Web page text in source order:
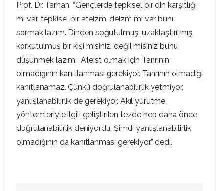
Prof. Dr. Tarhan, “Gençlerde tepkisel bir din karşıtlığı
mı var, tepkisel bir ateizm, deizm mi var bunu
sormak lazım. Dinden soğutulmuş, uzaklaştırılmış,
korkutulmuş bir kişi misiniz, değil misiniz bunu
düşünmek lazım. Ateist olmak için Tanrının
olmadığının kanıtlanması gerekiyor. Tanrının olmadığı
kanıtlanamaz. Çünkü doğrulanabilirlik yetmiyor,
yanlışlanabilirlik de gerekiyor. Akıl yürütme
yöntemleriyle ilgili geliştirilen tezde hep daha önce
doğrulanabilirlik deniyordu. Şimdi yanlışlanabilirlik
olmadığının da kanıtlanması gerekiyor.” dedi.